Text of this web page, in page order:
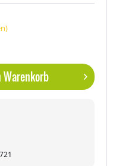
Warenkorb